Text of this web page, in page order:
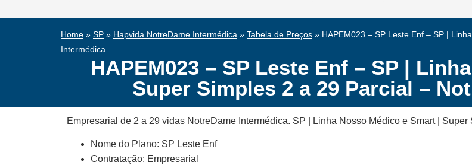
Home » SP » Hapvida NotreDame Intermédica » Tabela de Preços » HAPEM023 – SP Leste Enf – SP |
Intermédica
HAPEM023 – SP Leste Enf – SP |
Super Simples 2 a 29 Parcial –
Empresarial de 2 a 29 vidas NotreDame Intermédica. SP | Linha Nosso Médico e Smart | Super
Nome do Plano: SP Leste Enf
Contratação: Empresarial